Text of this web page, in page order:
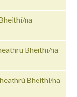
na
Bheithí/na
Bheithí/na